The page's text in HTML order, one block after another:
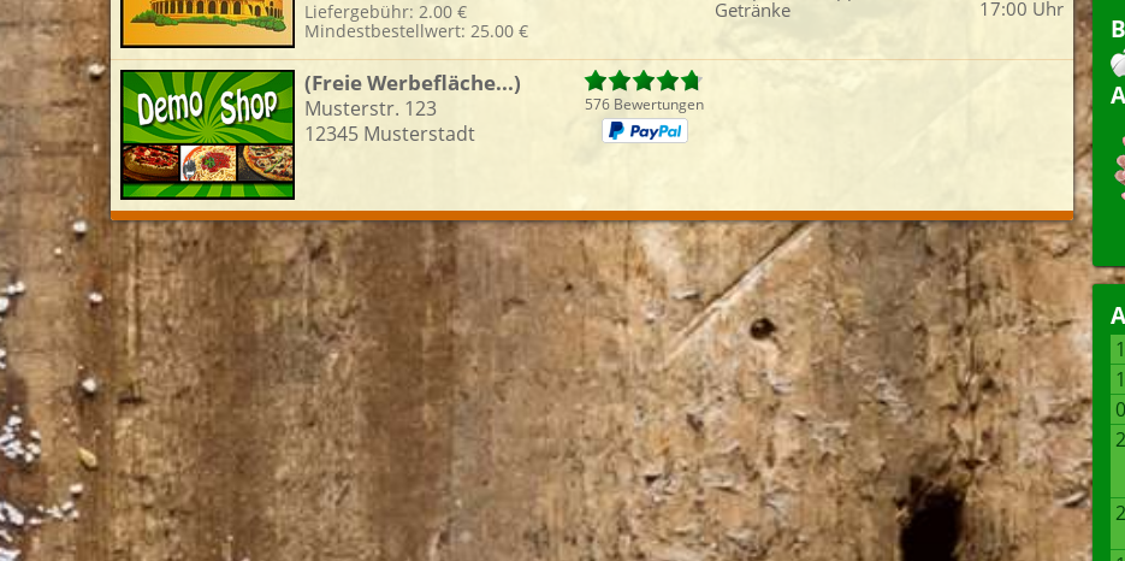
Liefertermin:
sofort
für um : Uhr bestellen
Liefergebühr: 2.00 €
Mindestbestellwert: 25.00 €
Getränke
17:00 Uhr
(Freie Werbefläche...)
Musterstr. 123
12345 Musterstadt
576 Bewertungen